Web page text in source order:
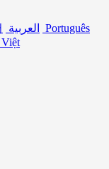
العربية
Português